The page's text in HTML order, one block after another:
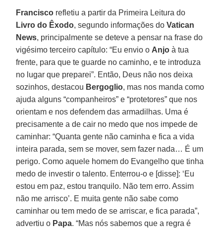
Francisco refletiu a partir da Primeira Leitura do
Livro do Êxodo, segundo informações doVatican
News, principalmente se deteve a pensar na frase do
vigésimo terceiro capítulo: “Eu envio o Anjo à tua
frente, para que te guarde no caminho, e te introduza
no lugar que preparei”. Então, Deus não nos deixa
sozinhos, destacou Bergoglio, mas nos manda como
ajuda alguns “companheiros” e “protetores” que nos
orientam e nos defendem das armadilhas. Uma é
precisamente a de cair no medo que nos impede de
caminhar: “Quanta gente não caminha e fica a vida
inteira parada, sem se mover, sem fazer nada… É um
perigo. Como aquele homem do Evangelho que tinha
medo de investir o talento. Enterrou-o e [disse]: ‘Eu
estou em paz, estou tranquilo. Não tem erro. Assim
não me arrisco’. E muita gente não sabe como
caminhar ou tem medo de se arriscar, e fica parada”,
advertiu o Papa. “Mas nós sabemos que a regra é